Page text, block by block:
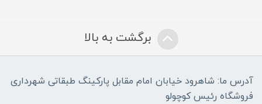
برگشت به بالا
آدرس ما: شاهرود خیابان امام مقابل پارکینگ طبقاتی شهرداری
فروشگاه رئیس کوچولو